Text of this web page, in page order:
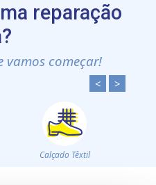
reparação
vamos começar!
Calçado Têxtil
< >